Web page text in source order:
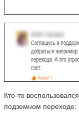
Кто-то
подземном переходе: